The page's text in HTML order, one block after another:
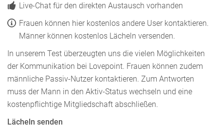
Live-Chat für den direkten Austausch vorhanden
Frauen können hier kostenlos andere User kontaktieren.
Männer können kostenlos Lächeln versenden.
In unserem Test überzeugten uns die vielen Möglichkeiten
der Kommunikation bei Lovepoint. Frauen können zudem
männliche Passiv-Nutzer kontaktieren. Zum Antworten
muss der Mann in den Aktiv-Status wechseln und eine
kostenpflichtige Mitgliedschaft abschließen.
Lächeln senden